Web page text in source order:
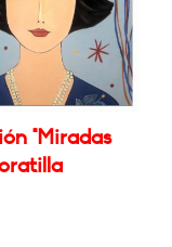
"Miradas